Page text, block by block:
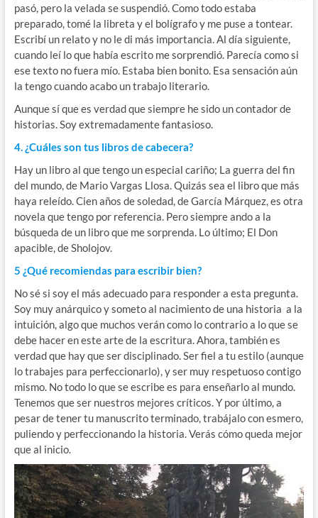
pasó, pero la velada se suspendió. Como todo estaba
preparado, tomé la libreta y el bolígrafo y me puse a tontear.
Escribí un relato y no le di más importancia. Al día siguiente,
cuando leí lo que había escrito me sorprendió. Parecía como si
ese texto no fuera mío. Estaba bien bonito. Esa sensación aún
la tengo cuando acabo un trabajo literario.
Aunque sí que es verdad que siempre he sido un contador de
historias. Soy extremadamente fantasioso.
4. ¿Cuáles son tus libros de cabecera?
Hay un libro al que tengo un especial cariño; La guerra del fin
del mundo, de Mario Vargas Llosa. Quizás sea el libro que más
haya releído. Cien años de soledad, de García Márquez, es otra
novela que tengo por referencia. Pero siempre ando a la
búsqueda de un libro que me sorprenda. Lo último; El Don
apacible, de Sholojov.
5 ¿Qué recomiendas para escribir bien?
No sé si soy el más adecuado para responder a esta pregunta.
Soy muy anárquico y someto al nacimiento de una historia a la
intuición, algo que muchos verán como lo contrario a lo que se
debe hacer en este arte de la escritura. Ahora, también es
verdad que hay que ser disciplinado. Ser fiel a tu estilo (aunque
lo trabajes para perfeccionarlo), y ser muy respetuoso contigo
mismo. No todo lo que se escribe es para enseñarlo al mundo.
Tenemos que ser nuestros mejores críticos. Y por último, a
pesar de tener tu manuscrito terminado, trabájalo con esmero,
puliendo y perfeccionando la historia. Verás cómo queda mejor
que al inicio.